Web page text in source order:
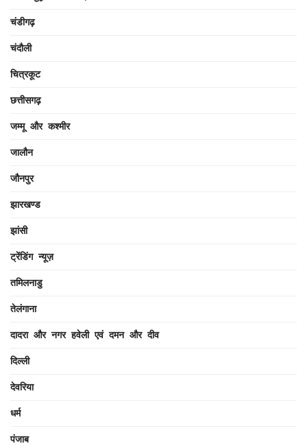
चंडीगढ़
चंदौली
चित्रकूट
छत्तीसगढ़
जम्मू और कश्मीर
जालौन
जौनपुर
झारखण्ड
झांसी
ट्रेंडिंग न्यूज़
तमिलनाडु
तेलंगाना
दादरा और नगर हवेली एवं दमन और दीव
दिल्ली
देवरिया
धर्म
पंजाब